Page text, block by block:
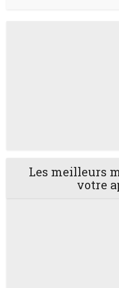
Les meilleurs
votre